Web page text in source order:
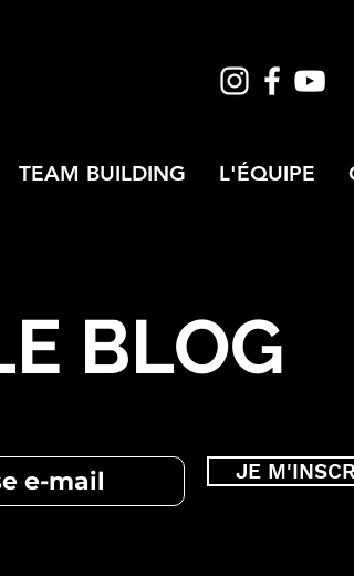
TEAM BUILDING L'ÉQUIPE
BLOG
JE